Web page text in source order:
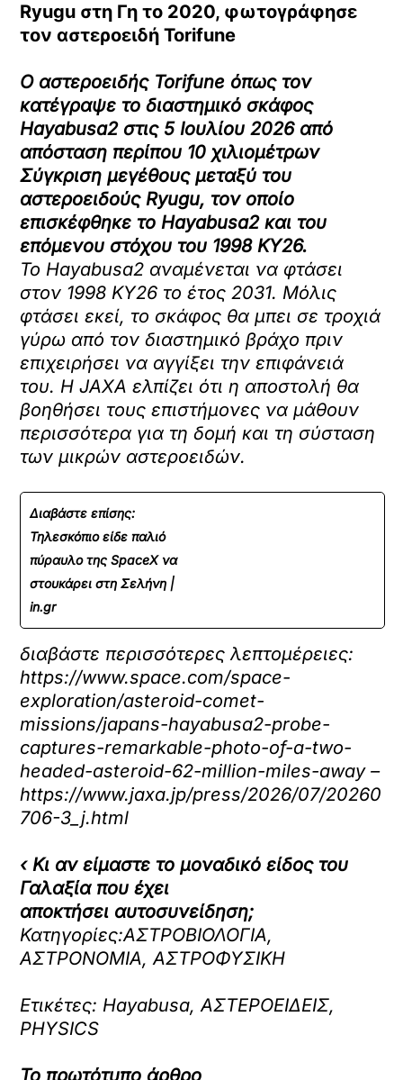
Ryugu στη Γη το 2020, φωτογράφησε
τον αστεροειδή Torifune
Ο αστεροειδής Torifune όπως τον
κατέγραψε το διαστημικό σκάφος
Hayabusa2 στις 5 Ιουλίου 2026 από
απόσταση περίπου 10 χιλιομέτρων
Σύγκριση μεγέθους μεταξύ του
αστεροειδούς Ryugu, τον οποίο
επισκέφθηκε το Hayabusa2 και του
επόμενου στόχου του 1998 KY26.
Το Hayabusa2 αναμένεται να φτάσει
στον 1998 KY26 το έτος 2031. Μόλις
φτάσει εκεί, το σκάφος θα μπει σε τροχιά
γύρω από τον διαστημικό βράχο πριν
επιχειρήσει να αγγίξει την επιφάνειά
του. Η JAXA ελπίζει ότι η αποστολή θα
βοηθήσει τους επιστήμονες να μάθουν
περισσότερα για τη δομή και τη σύσταση
των μικρών αστεροειδών.
Διαβάστε επίσης:
Τηλεσκόπιo είδε παλιό
πύραυλο της SpaceX να
στουκάρει στη Σελήνη |
in.gr
διαβάστε περισσότερες λεπτομέρειες:
https://www.space.com/space-
exploration/asteroid-comet-
missions/japans-hayabusa2-probe-
captures-remarkable-photo-of-a-two-
headed-asteroid-62-million-miles-away –
https://www.jaxa.jp/press/2026/07/20260
706-3_j.html
‹ Κι αν είμαστε το μοναδικό είδος του
Γαλαξία που έχει
αποκτήσει αυτοσυνείδηση;
Κατηγορίες:ΑΣΤΡΟΒΙΟΛΟΓΙΑ,
ΑΣΤΡΟΝΟΜΙΑ, ΑΣΤΡΟΦΥΣΙΚΗ
Ετικέτες: Hayabusa, ΑΣΤΕΡΟΕΙΔΕΙΣ,
PHYSICS
Το πρωτότυπο άρθρο